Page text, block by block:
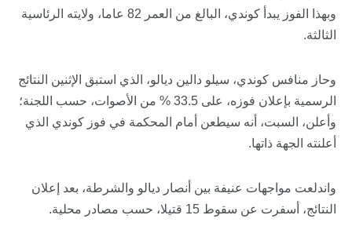
وبهذا الفوز يبدأ كوندي، البالغ من العمر 82 عاما، ولايته الرئاسية
الثالثة.
وحاز منافس كوندي، سيلو دالين ديالو، الذي استبق الإثنين النتائج
الرسمية بإعلان فوزه، على 33.5 % من الأصوات، حسب اللجنة؛
وأعلن، السبت، أنه سيطعن أمام المحكمة في فوز كوندي الذي
أعلنته الجهة ذاتها.
واندلعت مواجهات عنيفة بين أنصار ديالو والشرطة، بعد إعلان
النتائج، أسفرت عن سقوط 15 قتيلا، حسب مصادر محلية.